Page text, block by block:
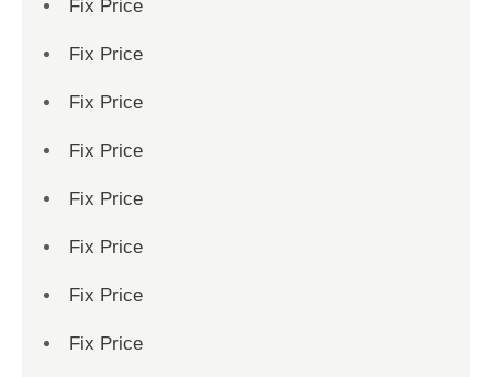
Fix Price
Fix Price
Fix Price
Fix Price
Fix Price
Fix Price
Fix Price
Fix Price